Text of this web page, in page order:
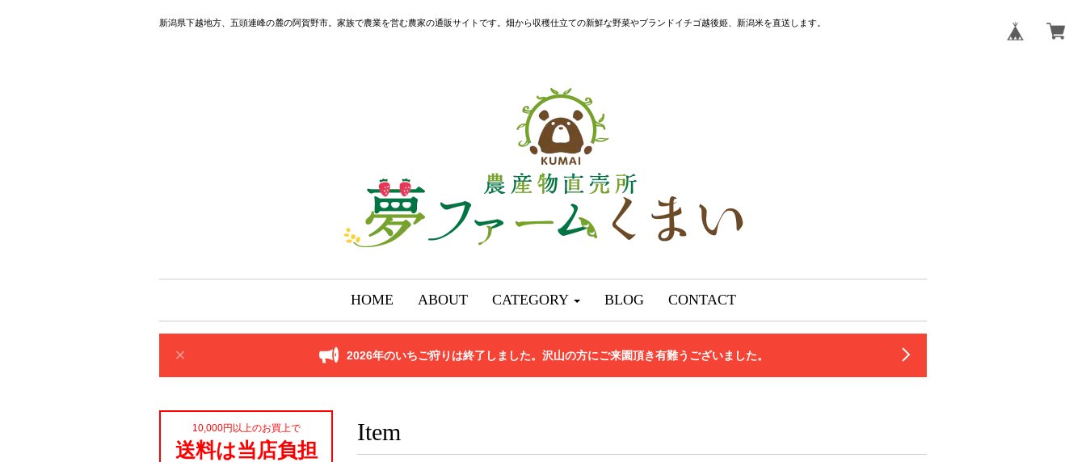
新潟県下越地方、五頭連峰の麓の阿賀野市。家族で農業を営む農家の通販サイトです。畑から収穫仕立ての新鮮な野菜やブランドイチゴ越後姫、新潟米を直送します。
HOME ABOUT CATEGORY BLOG CONTACT
2026年のいちご狩りは終了しました。沢山の方にご来園頂き有難うございました。
Item
10,000円以上のお買上で
送料は当店負担